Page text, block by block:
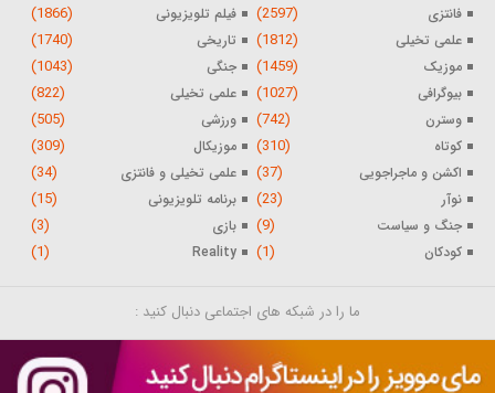
فانتزی (2597) فیلم تلویزیونی (1866)
علمی تخیلی (1812) تاریخی (1740)
موزیک (1459) جنگی (1043)
بیوگرافی (1027) علمی تخیلی (822)
وسترن (742) ورزشی (505)
کوتاه (310) موزیکال (309)
اکشن و ماجراجویی (37) علمی تخیلی و فانتزی (34)
نوآر (23) برنامه تلویزیونی (15)
جنگ و سیاست (9) بازی (3)
کودکان (1)
Reality
(1)
ما را در شبکه های اجتماعی دنبال کنید :